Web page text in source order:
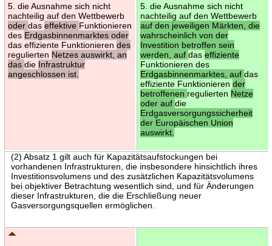
5. die Ausnahme sich nicht
nachteilig auf den Wettbewerb
oder das effektive Funktionieren
des Erdgasbinnenmarktes oder
das effiziente Funktionieren des
regulierten Netzes auswirkt, an
das die Infrastruktur
angeschlossen ist.
5. die Ausnahme sich nicht
nachteilig auf den Wettbewerb
auf den jeweiligen Märkten, die
wahrscheinlich von der
Investition betroffen sein
werden, auf das effiziente
Funktionieren des
Erdgasbinnenmarktes, auf das
effiziente Funktionieren der
betroffenen regulierten Netze
oder auf die
Erdgasversorgungssicherheit
der Europäischen Union
auswirkt.
(2) Absatz 1 gilt auch für Kapazitätsaufstockungen bei
vorhandenen Infrastrukturen, die insbesondere hinsichtlich ihres
Investitionsvolumens und des zusätzlichen Kapazitätsvolumens
bei objektiver Betrachtung wesentlich sind, und für Änderungen
dieser Infrastrukturen, die die Erschließung neuer
Gasversorgungsquellen ermöglichen.